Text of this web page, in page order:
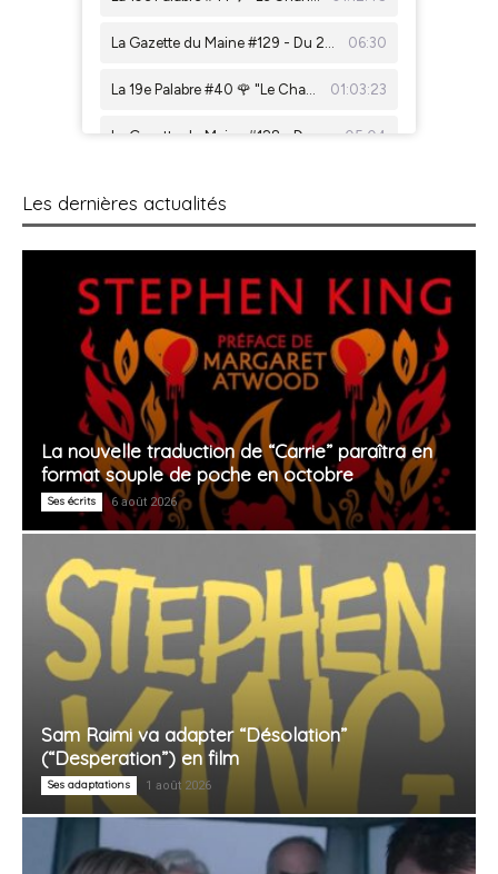
Les dernières actualités
La nouvelle traduction de “Carrie” paraîtra en
format souple de poche en octobre
Ses écrits 6 août 2026
Sam Raimi va adapter “Désolation”
(“Desperation”) en film
Ses adaptations 1 août 2026